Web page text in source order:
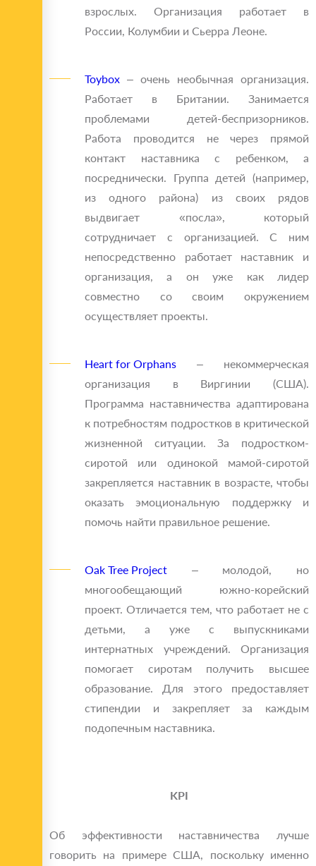
взрослых. Организация работает в
России, Колумбии и Сьерра Леоне.
Toybox – очень необычная организация.
Работает в Британии. Занимается
проблемами детей-беспризорников.
Работа проводится не через прямой
контакт наставника с ребенком, а
посреднически. Группа детей (например,
из одного района) из своих рядов
выдвигает «посла», который
сотрудничает с организацией. С ним
непосредственно работает наставник и
организация, а он уже как лидер
совместно со своим окружением
осуществляет проекты.
Heart for Orphans – некоммерческая
организация в Виргинии (США).
Программа наставничества адаптирована
к потребностям подростков в критической
жизненной ситуации. За подростком-
сиротой или одинокой мамой-сиротой
закрепляется наставник в возрасте, чтобы
оказать эмоциональную поддержку и
помочь найти правильное решение.
Oak Tree Project – молодой, но
многообещающий южно-корейский
проект. Отличается тем, что работает не с
детьми, а уже с выпускниками
интернатных учреждений. Организация
помогает сиротам получить высшее
образование. Для этого предоставляет
стипендии и закрепляет за каждым
подопечным наставника.
KPI
Об эффективности наставничества лучше
говорить на примере США, поскольку именно